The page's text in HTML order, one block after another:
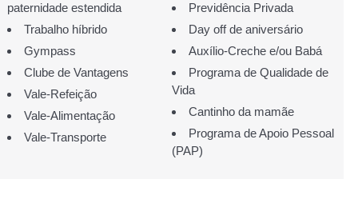
paternidade estendida
Trabalho híbrido
Gympass
Clube de Vantagens
Vale-Refeição
Vale-Alimentação
Vale-Transporte
Previdência Privada
Day off de aniversário
Auxílio-Creche e/ou Babá
Programa de Qualidade de
Vida
Cantinho da mamãe
Programa de Apoio Pessoal
(PAP)